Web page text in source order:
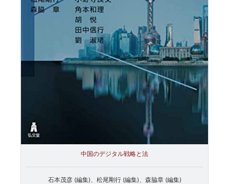
中国のデジタル戦略と法
石本茂彦 (編集)、松尾剛行 (編集)、森脇章 (編集)